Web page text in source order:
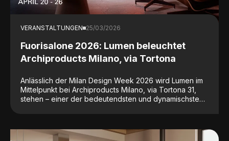
VERANSTALTUNGEN 25/03/2026
Fuorisalone 2026: Lumen beleuchtet
Archiproducts Milano, via Tortona
Anlässlich der Milan Design Week 2026 wird Lumen im
Mittelpunkt bei Archiproducts Milano, via Tortona 31,
stehen – einer der bedeutendsten und dynamischsten